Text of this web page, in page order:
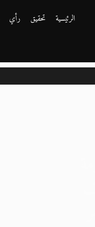
الرئيسية تحقيق رأي